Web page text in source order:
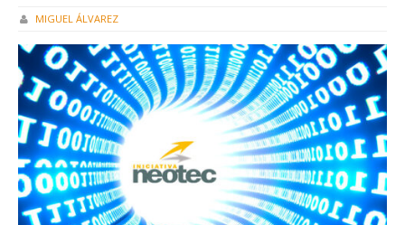
MIGUEL ÁLVAREZ